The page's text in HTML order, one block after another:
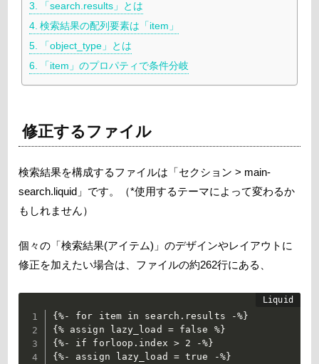
「search.results」とは
検索結果の配列要素は「item」
「object_type」とは
「item」のプロパティで条件分岐
修正するファイル
検索結果を構成するファイルは「セクション > main-
search.liquid」です。（*使用するテーマによって変わるか
もしれません）
個々の「検索結果(アイテム)」のデザインやレイアウトに
修正を加えたい場合は、ファイルの約262行にある、
{%- for item in search.results -%}
{% assign lazy_load = false %}
{%- if forloop.index > 2 -%}
{%- assign lazy_load = true -%}